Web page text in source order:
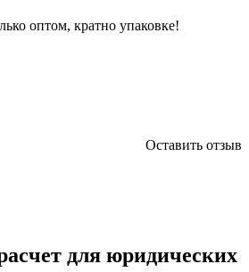
оптом, кратно упаковке!
Оставить отзыв
для юридических